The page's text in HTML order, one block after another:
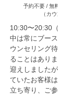
予約不要 / 無
（カ
10:30〜20:30
中は常にブー
ウンセリング
ることはあり
迎えしました
ていたお客様
立ち寄り、ご